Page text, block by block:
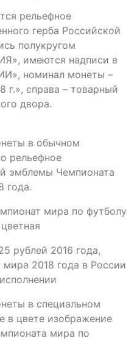
рельефное
герба Российской
полукругом
имеются надписи в
номинал монеты –
г.», справа – товарный
двора.
в обычном
рельефное
эмблемы Чемпионата
года.
рублей 2016 года,
2018 года в России
в специальном
в цвете изображение
мира по